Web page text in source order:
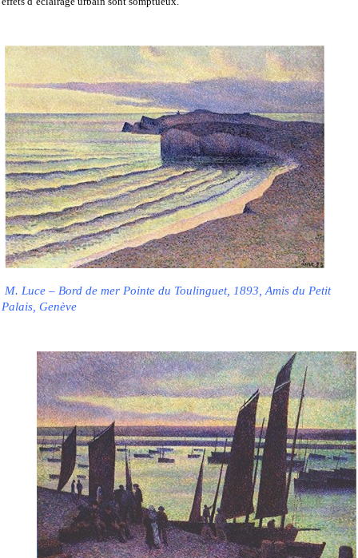
M. Luce – Bord de mer Pointe du Toulinguet, 1893, Amis du Petit
Palais, Genève